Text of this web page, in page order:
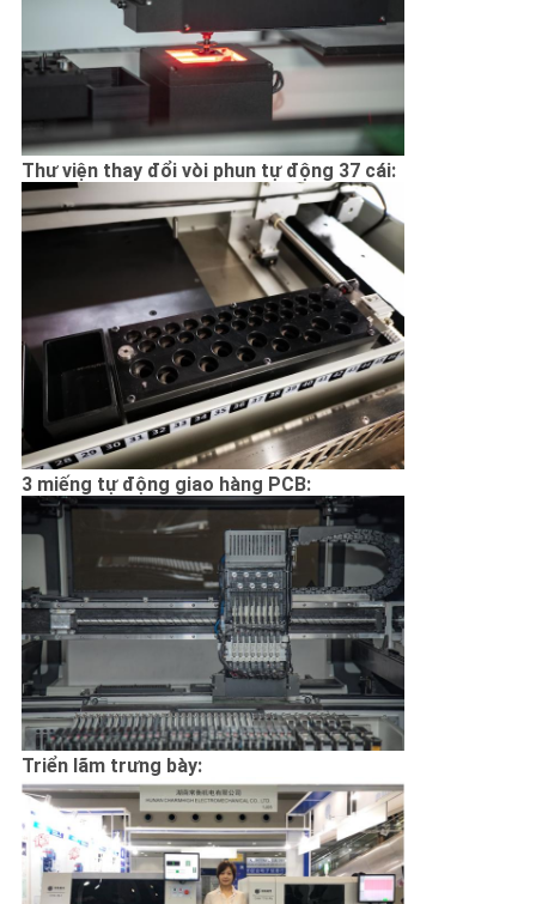
Thư viện thay đổi vòi phun tự động 37 cái:
3 miếng tự động giao hàng PCB:
Triển lãm trưng bày: